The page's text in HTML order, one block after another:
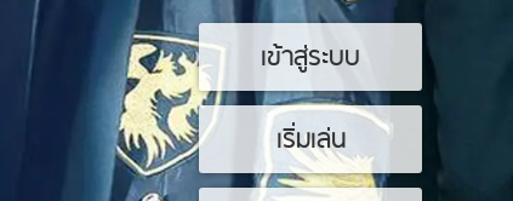
เข้าสู่ระบบ
เริ่มเล่น